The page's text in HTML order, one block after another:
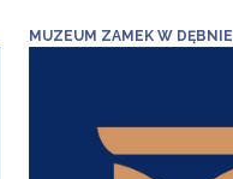
MUZEUM ZAMEK W DĘBNIE